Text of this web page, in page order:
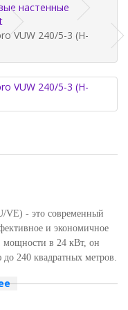
настенные
VUW 240/5-3 (H-
VE) - это современный
и экономичное
мощности в 24 кВт, он
240 квадратных метров.
является его высокая
технологию